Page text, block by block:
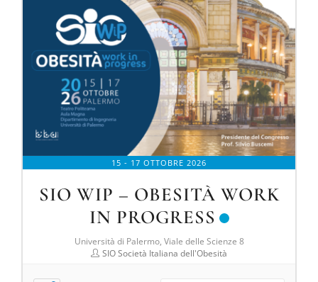
DIVULGAZIONE
RETE CENTRI
AREA SOCI
CONTATTI
15 - 17 OTTOBRE 2026
SIO WIP – OBESITÀ WORK
IN PROGRESS
Università di Palermo, Viale delle Scienze 8
SIO Società Italiana dell'Obesità